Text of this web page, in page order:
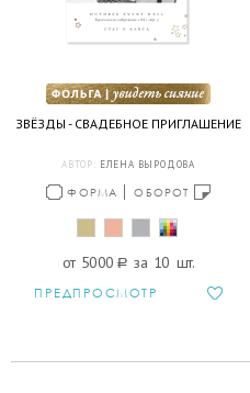
ЗВЁЗДЫ - СВАДЕБНОЕ ПРИГЛАШЕНИЕ
АВТОР: ЕЛЕНА ВЫРОДОВА
ФОРМА ОБОРОТ
от 5000 a за 10 шт.
ПРЕДПРОСМОТР